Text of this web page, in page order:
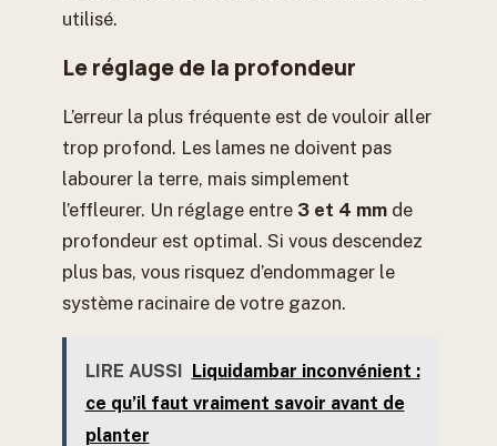
utilisé.
Le réglage de la profondeur
L’erreur la plus fréquente est de vouloir aller
trop profond. Les lames ne doivent pas
labourer la terre, mais simplement
l’effleurer. Un réglage entre 3 et 4 mm de
profondeur est optimal. Si vous descendez
plus bas, vous risquez d’endommager le
système racinaire de votre gazon.
LIRE AUSSI Liquidambar inconvénient :
ce qu’il faut vraiment savoir avant de
planter